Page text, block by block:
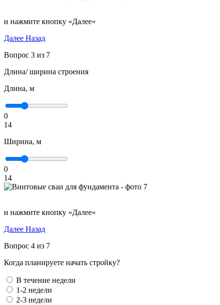
и нажмите кнопку «Далее»
Далее Назад
Вопрос 3 из 7
Длина/ ширина строения
Длина, м
0
14
Ширина, м
0
14
и нажмите кнопку «Далее»
Далее Назад
Вопрос 4 из 7
Когда планируете начать стройку?
В течение недели
1-2 недели
2-3 недели